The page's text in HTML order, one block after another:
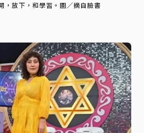
，放下，和學習。圖／摘自臉書